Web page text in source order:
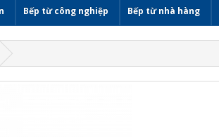
Bếp từ công nghiệp Bếp từ nhà hàng